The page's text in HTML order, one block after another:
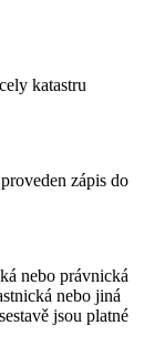
katastru
zápis do
nebo právnická
nebo jiná
jsou platné